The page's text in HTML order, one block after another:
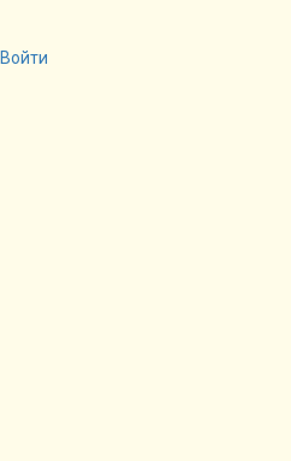
Войти